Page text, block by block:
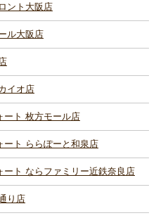
ント大阪店
ル大阪店
イオ店
ート 枚方モール店
ート ららぽーと和泉店
ト ならファミリー近鉄奈良店
り店